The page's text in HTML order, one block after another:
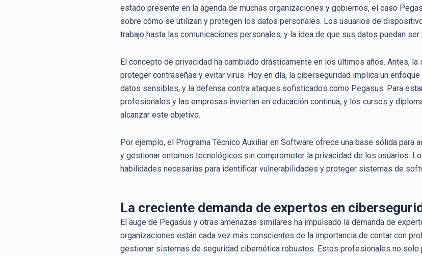
estado presente en la agenda de muchas organizaciones y gobiernos, el caso
sobre cómo se utilizan y protegen los datos personales. Los usuarios de
trabajo hasta las comunicaciones personales, y la idea de que sus datos puedan
El concepto de privacidad ha cambiado drásticamente en los últimos años. Antes,
proteger contraseñas y evitar virus. Hoy en día, la ciberseguridad implica un
datos sensibles, y la defensa contra ataques sofisticados como Pegasus. Para
profesionales y las empresas inviertan en educación continua, y los cursos y
alcanzar este objetivo.
Por ejemplo, el Programa Técnico Auxiliar en Software ofrece una base sólida
y gestionar entornos tecnológicos sin comprometer la privacidad de los usuarios.
habilidades necesarias para identificar vulnerabilidades y proteger sistemas de
La creciente demanda de expertos en
El auge de Pegasus y otras amenazas similares ha impulsado la demanda de
organizaciones están cada vez más conscientes de la importancia de contar con
gestionar sistemas de seguridad cibernética robustos. Estos profesionales no solo